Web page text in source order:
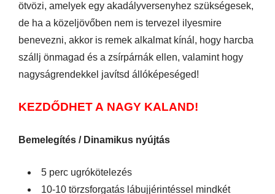
ötvözi, amelyek egy akadályversenyhez szükségesek,
de ha a közeljövőben nem is tervezel ilyesmire
benevezni, akkor is remek alkalmat kínál, hogy harcba
szállj önmagad és a zsírpárnák ellen, valamint hogy
nagyságrendekkel javítsd állóképeséged!
KEZDŐDHET A NAGY KALAND!
Bemelegítés / Dinamikus nyújtás
5 perc ugrókötelezés
10-10 törzsforgatás lábujjérintéssel mindkét